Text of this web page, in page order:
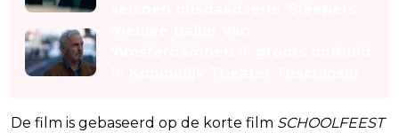
De film is gebaseerd op de korte film SCHOOLFEEST